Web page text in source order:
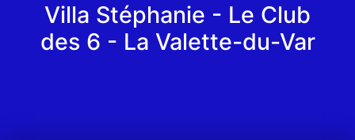
Villa Stéphanie - Le Club
des 6 - La Valette-du-Var